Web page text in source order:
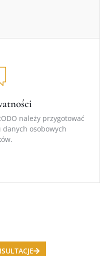
należy przygotować
osobowych